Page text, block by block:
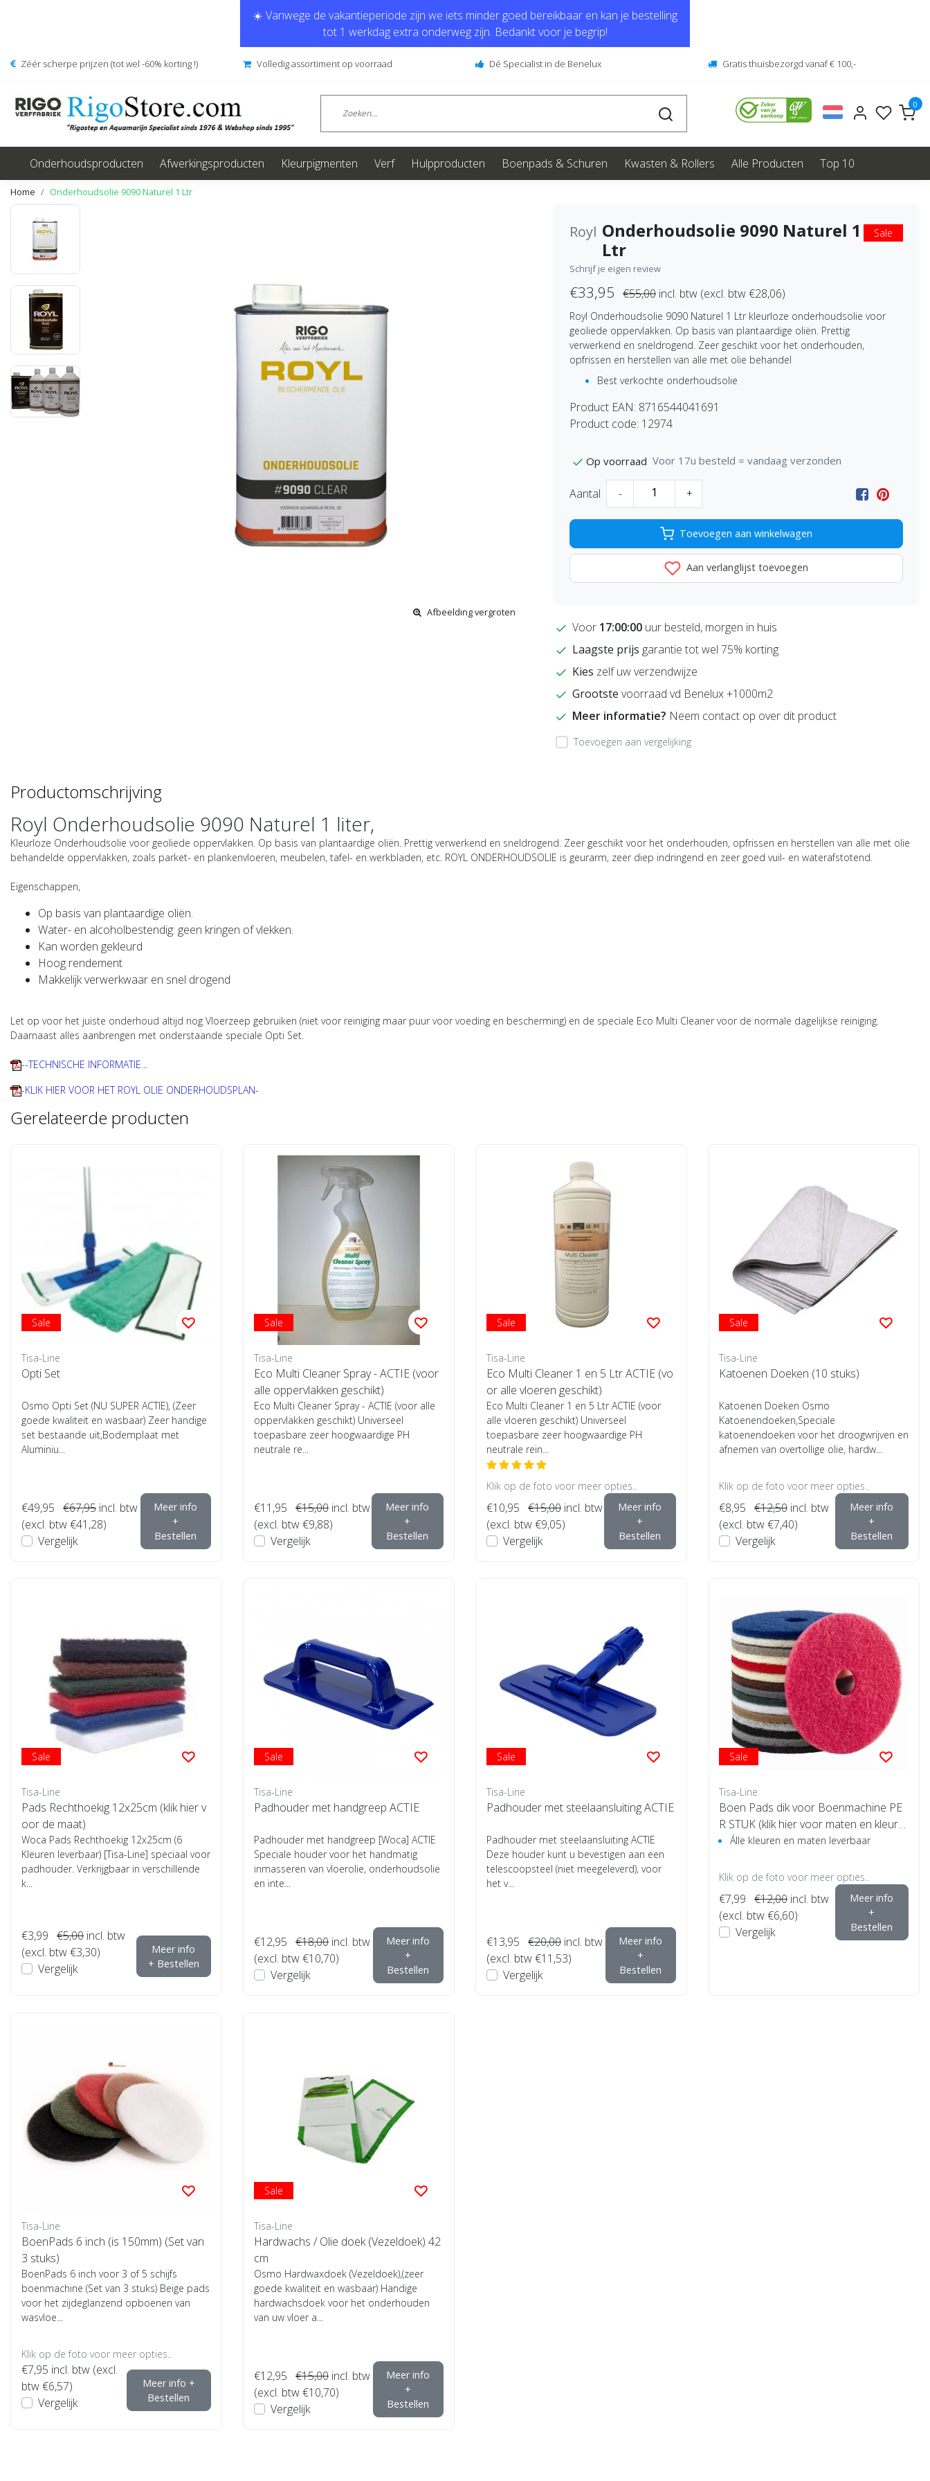
☀️ Vanwege de vakantieperiode zijn we iets minder goed bereikbaar en kan je bestelling
tot 1 werkdag extra onderweg zijn. Bedankt voor je begrip!
Zéér scherpe prijzen (tot wel -60% korting !) Volledig assortiment op voorraad Dé Specialist in de Benelux Gratis thuisbezorgd vanaf € 100,-
0
Onderhoudsproducten Afwerkingsproducten Kleurpigmenten Verf Hulpproducten Boenpads & Schuren Kwasten & Rollers Alle Producten Top 10
Home Onderhoudsolie 9090 Naturel 1 Ltr
Afbeelding vergroten
Royl Onderhoudsolie 9090 Naturel 1
Ltr
Sale
Schrijf je eigen review
€33,95 €55,00 incl. btw (excl. btw €28,06)
Royl Onderhoudsolie 9090 Naturel 1 Ltr kleurloze onderhoudsolie voor
geoliede oppervlakken. Op basis van plantaardige oliën. Prettig
verwerkend en sneldrogend. Zeer geschikt voor het onderhouden,
opfrissen en herstellen van alle met olie behandel
Best verkochte onderhoudsolie
Product EAN: 8716544041691
Product code: 12974
Op voorraad Voor 17u besteld = vandaag verzonden
Aantal - +
Toevoegen aan winkelwagen
Aan verlanglijst toevoegen
Voor 17:00:00 uur besteld, morgen in huis
Laagste prijs garantie tot wel 75% korting
Kies zelf uw verzendwijze
Grootste voorraad vd Benelux +1000m2
Meer informatie? Neem contact op over dit product
Toevoegen aan vergelijking
Productomschrijving
Royl Onderhoudsolie 9090 Naturel 1 liter,
Kleurloze Onderhoudsolie voor geoliede oppervlakken. Op basis van plantaardige oliën. Prettig verwerkend en sneldrogend. Zeer geschikt voor het onderhouden, opfrissen en herstellen van alle met olie
behandelde oppervlakken, zoals parket- en plankenvloeren, meubelen, tafel- en werkbladen, etc. ROYL ONDERHOUDSOLIE is geurarm, zeer diep indringend en zeer goed vuil- en waterafstotend.
Eigenschappen,
Op basis van plantaardige oliën.
Water- en alcoholbestendig: geen kringen of vlekken.
Kan worden gekleurd
Hoog rendement
Makkelijk verwerkwaar en snel drogend
Let op voor het juiste onderhoud altijd nog Vloerzeep gebruiken (niet voor reiniging maar puur voor voeding en bescherming) en de speciale Eco Multi Cleaner voor de normale dagelijkse reiniging.
Daarnaast alles aanbrengen met onderstaande speciale Opti Set.
--TECHNISCHE INFORMATIE...
-KLIK HIER VOOR HET ROYL OLIE ONDERHOUDSPLAN-
Gerelateerde producten
Sale
Tisa-Line
Opti Set
Osmo Opti Set (NU SUPER ACTIE), (Zeer
goede kwaliteit en wasbaar) Zeer handige
set bestaande uit,Bodemplaat met
Aluminiu...
€49,95 €67,95 incl. btw
(excl. btw €41,28)
Vergelijk
Meer info
+
Bestellen
Sale
Tisa-Line
Eco Multi Cleaner Spray - ACTIE (voor
alle oppervlakken geschikt)
Eco Multi Cleaner Spray - ACTIE (voor alle
oppervlakken geschikt) Universeel
toepasbare zeer hoogwaardige PH
neutrale re...
€11,95 €15,00 incl. btw
(excl. btw €9,88)
Vergelijk
Meer info
+
Bestellen
Sale
Tisa-Line
Eco Multi Cleaner 1 en 5 Ltr ACTIE (vo
or alle vloeren geschikt)
Eco Multi Cleaner 1 en 5 Ltr ACTIE (voor
alle vloeren geschikt) Universeel
toepasbare zeer hoogwaardige PH
neutrale rein...
Klik op de foto voor meer opties..
€10,95 €15,00 incl. btw
(excl. btw €9,05)
Vergelijk
Meer info
+
Bestellen
Sale
Tisa-Line
Katoenen Doeken (10 stuks)
Katoenen Doeken Osmo
Katoenendoeken,Speciale
katoenendoeken voor het droogwrijven en
afnemen van overtollige olie, hardw...
Klik op de foto voor meer opties..
€8,95 €12,50 incl. btw
(excl. btw €7,40)
Vergelijk
Meer info
+
Bestellen
Sale
Tisa-Line
Pads Rechthoekig 12x25cm (klik hier v
oor de maat)
Woca Pads Rechthoekig 12x25cm (6
Kleuren leverbaar) [Tisa-Line] speciaal voor
padhouder. Verkrijgbaar in verschillende
k...
€3,99 €5,00 incl. btw
(excl. btw €3,30)
Vergelijk
Meer info
+ Bestellen
Sale
Tisa-Line
Padhouder met handgreep ACTIE
Padhouder met handgreep [Woca] ACTIE
Speciale houder voor het handmatig
inmasseren van vloerolie, onderhoudsolie
en inte...
€12,95 €18,00 incl. btw
(excl. btw €10,70)
Vergelijk
Meer info
+
Bestellen
Sale
Tisa-Line
Padhouder met steelaansluiting ACTIE
Padhouder met steelaansluiting ACTIE
Deze houder kunt u bevestigen aan een
telescoopsteel (niet meegeleverd), voor
het v...
€13,95 €20,00 incl. btw
(excl. btw €11,53)
Vergelijk
Meer info
+
Bestellen
Sale
Tisa-Line
Boen Pads dik voor Boenmachine PE
R STUK (klik hier voor maten en kleure
n)
Álle kleuren en maten leverbaar
Klik op de foto voor meer opties..
€7,99 €12,00 incl. btw
(excl. btw €6,60)
Vergelijk
Meer info
+
Bestellen
Tisa-Line
BoenPads 6 inch (is 150mm) (Set van
3 stuks)
BoenPads 6 inch voor 3 of 5 schijfs
boenmachine (Set van 3 stuks) Beige pads
voor het zijdeglanzend opboenen van
wasvloe...
Klik op de foto voor meer opties..
€7,95 incl. btw (excl.
btw €6,57)
Vergelijk
Meer info +
Bestellen
Sale
Tisa-Line
Hardwachs / Olie doek (Vezeldoek) 42
cm
Osmo Hardwaxdoek (Vezeldoek),(zeer
goede kwaliteit en wasbaar) Handige
hardwachsdoek voor het onderhouden
van uw vloer a...
€12,95 €15,00 incl. btw
(excl. btw €10,70)
Vergelijk
Meer info
+
Bestellen